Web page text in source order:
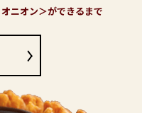
ニオン＞ができるまで